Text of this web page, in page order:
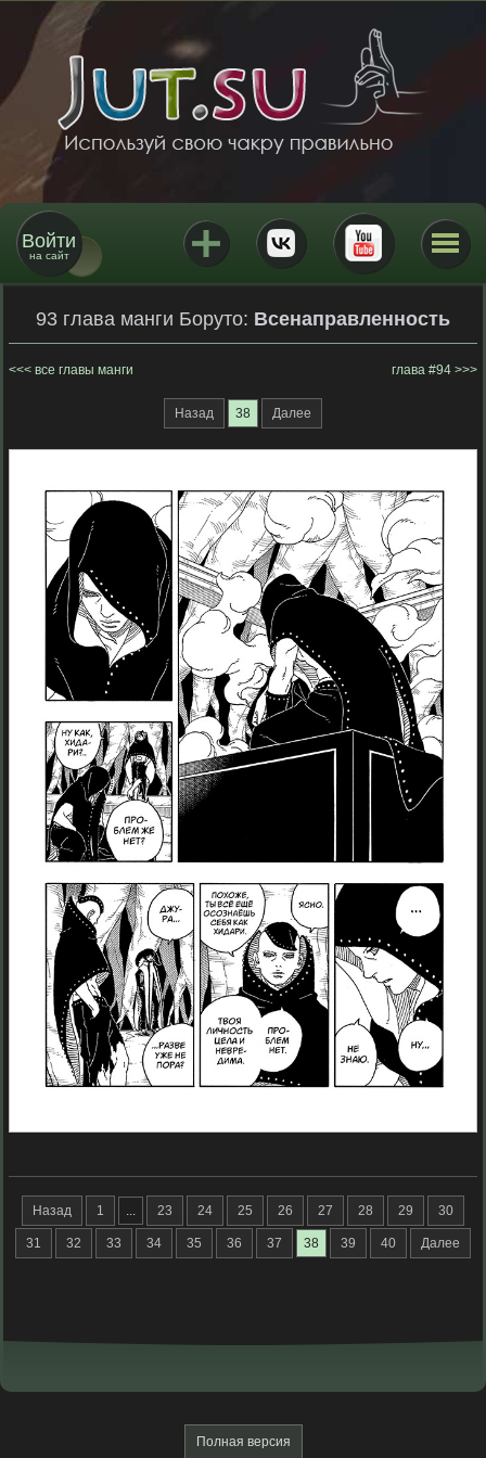
Войти
на сайт
93 глава манги Боруто: Всенаправленность
все главы манги глава #94
Назад 38 Далее
Назад 1 23 24 25 26 27 28 29 30
31 32 33 34 35 36 37 38 39 40 Далее
Полная версия